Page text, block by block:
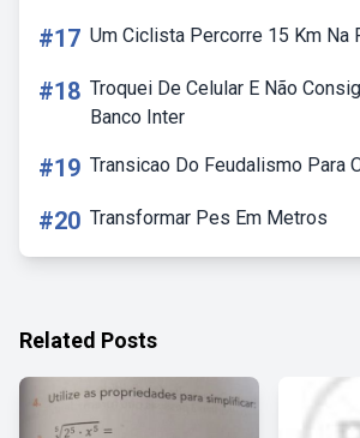
#17 Um Ciclista Percorre 15 Km Na
#18 Troquei De Celular E Não
Banco Inter
#19 Transicao Do Feudalismo Para
#20 Transformar Pes Em Metros
Related Posts